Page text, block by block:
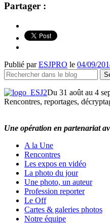
Partager :
Publié parESJPRO le 04/09/
Du 31 août au 4
Rencontres, reportages,
Une opération en partenariat
A la Une
Rencontres
Les expos en vidéo
La photo du jour
Une photo, un auteur
Profession reporter
Le Off
Cartes & galeries photos
Notre équipe